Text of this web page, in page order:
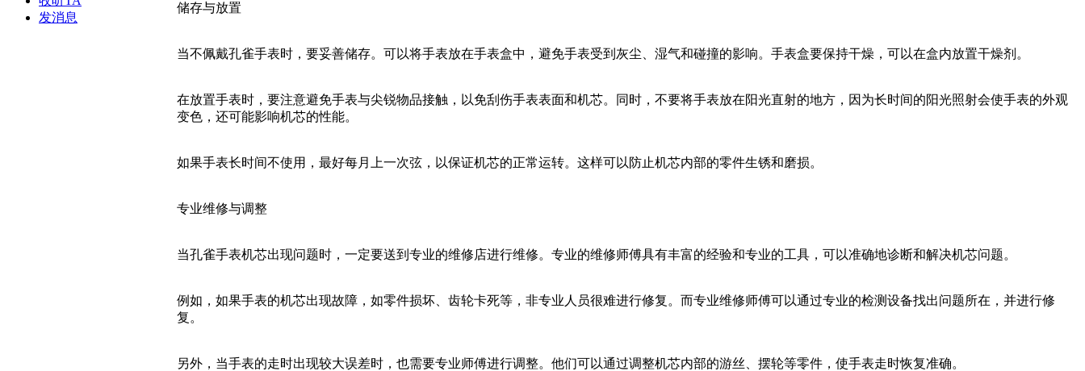
发消息
储存与放置
当不佩戴孔雀手表时，要妥善储存。可以将手表放在手表盒中，避免手表受到灰尘、湿气和碰撞的影响。手表盒要保持干燥，可以在盒内放置干燥剂。
在放置手表时，要注意避免手表与尖锐物品接触，以免刮伤手表表面和机芯。同时，不要将手表放在阳光直射的地方，因为长时间的阳光照射会使手表的外观
变色，还可能影响机芯的性能。
如果手表长时间不使用，最好每月上一次弦，以保证机芯的正常运转。这样可以防止机芯内部的零件生锈和磨损。
专业维修与调整
当孔雀手表机芯出现问题时，一定要送到专业的维修店进行维修。专业的维修师傅具有丰富的经验和专业的工具，可以准确地诊断和解决机芯问题。
例如，如果手表的机芯出现故障，如零件损坏、齿轮卡死等，非专业人员很难进行修复。而专业维修师傅可以通过专业的检测设备找出问题所在，并进行修
复。
另外，当手表的走时出现较大误差时，也需要专业师傅进行调整。他们可以通过调整机芯内部的游丝、摆轮等零件，使手表走时恢复准确。